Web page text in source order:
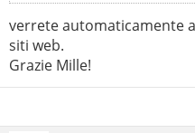
verrete automaticamente
siti web.
Grazie Mille!